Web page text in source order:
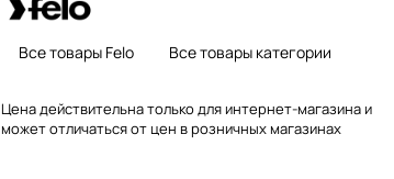
Все товары Felo Все товары категории
Цена действительна только для интернет-магазина и
может отличаться от цен в розничных магазинах